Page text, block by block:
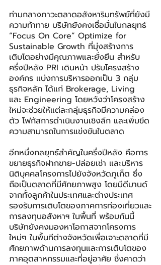
ท่ามกลางภาวะตลาดอสังหาริมทรัพย์ที่ยังมี
ความท้าทาย บริษัทยังคงเชื่อมั่นในกลยุทธ์
“Focus On Core” Optimize for
Sustainable Growth ที่มุ่งสร้างการ
เติบโตอย่างมีคุณภาพและยั่งยืน สำหรับ
ครึ่งปีหลัง PRI เดินหน้า ปรับโครงสร้าง
องค์กร แบ่งการบริหารออกเป็น 3 กลุ่ม
ธุรกิจหลัก ได้แก่ Brokerage, Living
และ Engineering โดยหวังว่าโครงสร้าง
ใหม่จะช่วยให้แต่ละกลุ่มธุรกิจมีความคล่อง
ตัว โฟกัสการดำเนินงานเชิงลึก และเพิ่มขีด
ความสามารถในการแข่งขันในตลาด
อีกหนึ่งกลยุทธ์สำคัญในครึ่งปีหลัง คือการ
ขยายธุรกิจฝากขาย-ปล่อยเช่า และบริหาร
นิติบุคคลโครงการไปยังจังหวัดภูเก็ต ซึ่ง
ถือเป็นตลาดที่มีศักยภาพสูง โดยมีดีมานด์
จากทั้งลูกค้าในประเทศและต่างประเทศ
รองรับการเติบโตของภาคการท่องเที่ยวและ
การลงทุนอสังหาฯ ในพื้นที่ พร้อมกันนี้
บริษัทยังคงมองหาโอกาสจากโครงการ
ใหม่ๆ ในพื้นทีต่างจังหวัดเพื่อเจาะตลาดที่มี
ศักยภาพด้านการลงทุนและการเติบโตของ
ภาคอุตสาหกรรมและที่อยู่อาศัย ซึ่งคาดว่า